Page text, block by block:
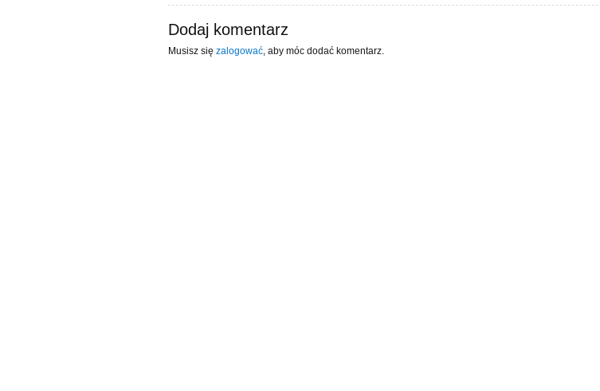
Dodaj komentarz
Musisz się zalogować , aby móc dodać komentarz.